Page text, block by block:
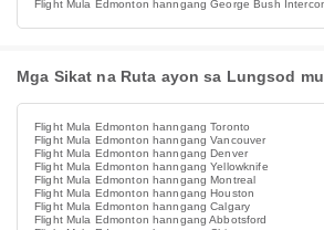
Flight Mula Edmonton hanngang George Bush
Mga Sikat na Ruta ayon sa Lungsod
Flight Mula Edmonton hanngang Toronto
Flight Mula Edmonton hanngang Vancouver
Flight Mula Edmonton hanngang Denver
Flight Mula Edmonton hanngang Yellowknife
Flight Mula Edmonton hanngang Montreal
Flight Mula Edmonton hanngang Houston
Flight Mula Edmonton hanngang Calgary
Flight Mula Edmonton hanngang Abbotsford